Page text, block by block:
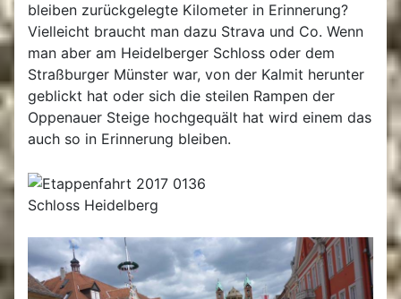
bleiben zurückgelegte Kilometer in Erinnerung?
Vielleicht braucht man dazu Strava und Co. Wenn
man aber am Heidelberger Schloss oder dem
Straßburger Münster war, von der Kalmit herunter
geblickt hat oder sich die steilen Rampen der
Oppenauer Steige hochgequält hat wird einem das
auch so in Erinnerung bleiben.
Schloss Heidelberg